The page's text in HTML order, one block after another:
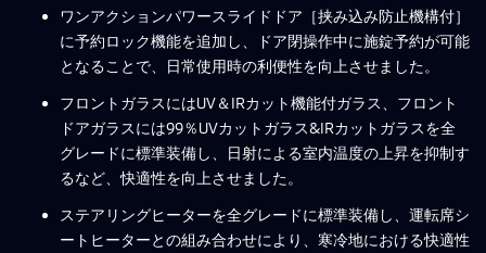
ワンアクションパワースライドドア［挟み込み防止機構付］
に予約ロック機能を追加し、ドア閉操作中に施錠予約が可能
となることで、日常使用時の利便性を向上させました。
フロントガラスにはUV＆IRカット機能付ガラス、フロント
ドアガラスには99％UVカットガラス&IRカットガラスを全
グレードに標準装備し、日射による室内温度の上昇を抑制す
るなど、快適性を向上させました。
ステアリングヒーターを全グレードに標準装備し、運転席シ
ートヒーターとの組み合わせにより、寒冷地における快適性